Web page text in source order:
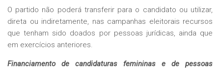
O partido não poderá transferir para o candidato ou utilizar,
direta ou indiretamente, nas campanhas eleitorais recursos
que tenham sido doados por pessoas jurídicas, ainda que
em exercícios anteriores.
Financiamento de candidaturas femininas e de pessoas